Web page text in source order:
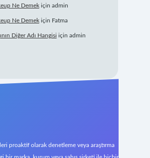
Ne Demekiçin admin
Ne Demekiçin Fatma
Diğer Adı Hangisi için admin
proaktif olarak denetleme veya araştırma